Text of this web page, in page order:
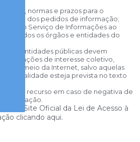
normas e prazos para o
dos pedidos de informação;
de um Serviço de Informações ao
em todos os órgãos e entidades do
e entidades públicas devem
informações de interesse coletivo,
por meio da Internet, salvo aquelas
esteja prevista no texto
de recurso em caso de negativa de
informação.
no Site Oficial da Lei de Acesso à
clicando aqui.